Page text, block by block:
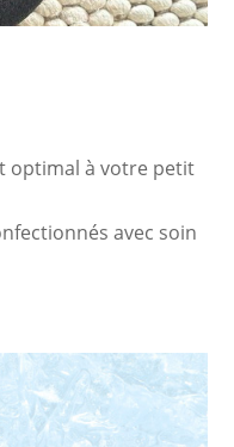
optimal à votre petit
avec soin